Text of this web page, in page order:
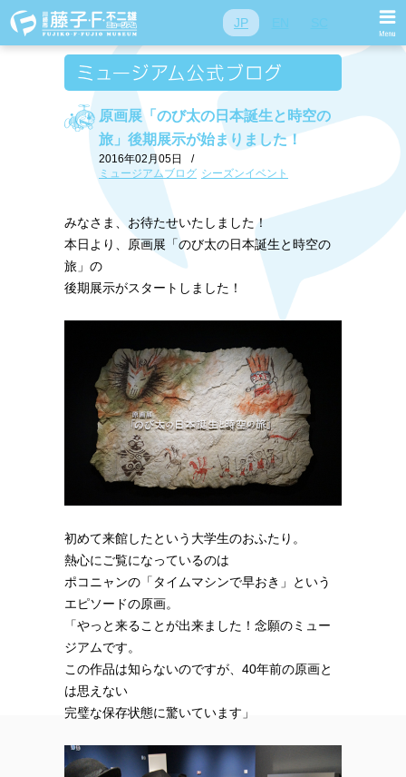
JP
原画展「のび太の日本誕生と時空の
旅」後期展示が始まりました！
2016年02月05日
/
ミュージアムブログ シーズンイベント
みなさま、お待たせいたしました！
本日より、原画展「のび太の日本誕生と時空の
旅」の
後期展示がスタートしました！
初めて来館したという大学生のおふたり。
熱心にご覧になっているのは
ポコニャンの「タイムマシンで早おき」という
エピソードの原画。
「やっと来ることが出来ました！念願のミュー
ジアムです。
この作品は知らないのですが、40年前の原画と
は思えない
完璧な保存状態に驚いています」